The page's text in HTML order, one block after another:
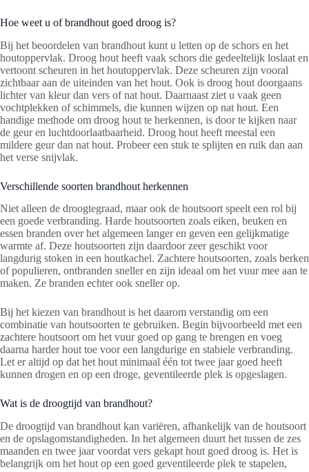
Hoe weet u of brandhout goed droog is?
Bij het beoordelen van brandhout kunt u letten op de schors en het
houtoppervlak. Droog hout heeft vaak schors die gedeeltelijk loslaat en
vertoont scheuren in het houtoppervlak. Deze scheuren zijn vooral
zichtbaar aan de uiteinden van het hout. Ook is droog hout doorgaans
lichter van kleur dan vers of nat hout. Daarnaast ziet u vaak geen
vochtplekken of schimmels, die kunnen wijzen op nat hout. Een
handige methode om droog hout te herkennen, is door te kijken naar
de geur en luchtdoorlaatbaarheid. Droog hout heeft meestal een
mildere geur dan nat hout. Probeer een stuk te splijten en ruik dan aan
het verse snijvlak.
Verschillende soorten brandhout herkennen
Niet alleen de droogtegraad, maar ook de houtsoort speelt een rol bij
een goede verbranding. Harde houtsoorten zoals eiken, beuken en
essen branden over het algemeen langer en geven een gelijkmatige
warmte af. Deze houtsoorten zijn daardoor zeer geschikt voor
langdurig stoken in een houtkachel. Zachtere houtsoorten, zoals berken
of populieren, ontbranden sneller en zijn ideaal om het vuur mee aan te
maken. Ze branden echter ook sneller op.
Bij het kiezen van brandhout is het daarom verstandig om een
combinatie van houtsoorten te gebruiken. Begin bijvoorbeeld met een
zachtere houtsoort om het vuur goed op gang te brengen en voeg
daarna harder hout toe voor een langdurige en stabiele verbranding.
Let er altijd op dat het hout minimaal één tot twee jaar goed heeft
kunnen drogen en op een droge, geventileerde plek is opgeslagen.
Wat is de droogtijd van brandhout?
De droogtijd van brandhout kan variëren, afhankelijk van de houtsoort
en de opslagomstandigheden. In het algemeen duurt het tussen de zes
maanden en twee jaar voordat vers gekapt hout goed droog is. Het is
belangrijk om het hout op een goed geventileerde plek te stapelen,